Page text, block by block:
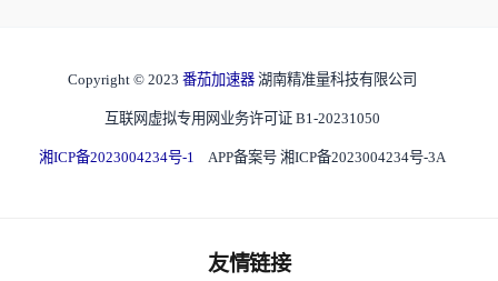
Copyright © 2023 番茄加速器 湖南精准量科技有限公司
互联网虚拟专用网业务许可证 B1-20231050
湘ICP备2023004234号-1 APP备案号 湘ICP备2023004234号-3A
友情链接